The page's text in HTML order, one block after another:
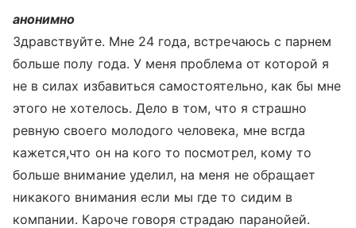
анонимно
Здравствуйте. Мне 24 года, встречаюсь с парнем
больше полу года. У меня проблема от которой я
не в силах избавиться самостоятельно, как бы мне
этого не хотелось. Дело в том, что я страшно
ревную своего молодого человека, мне всгда
кажется,что он на кого то посмотрел, кому то
больше внимание уделил, на меня не обращает
никакого внимания если мы где то сидим в
компании. Кароче говоря страдаю паранойей.